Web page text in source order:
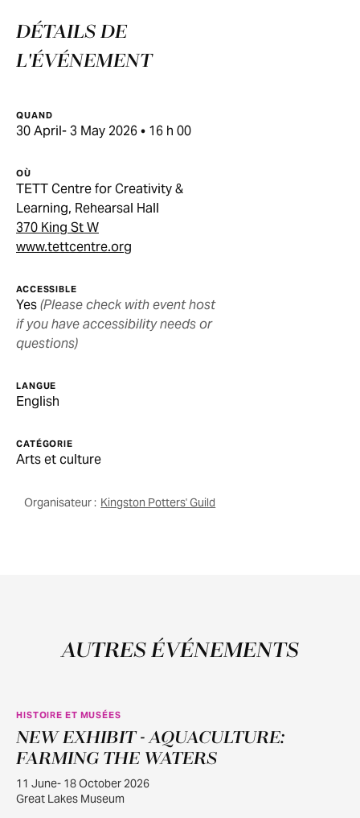
DÉTAILS DE
L'ÉVÉNEMENT
QUAND
30 April- 3 May 2026 • 16 h 00
OÙ
TETT Centre for Creativity &
Learning, Rehearsal Hall
370 King St W
www.tettcentre.org
ACCESSIBLE
Yes(Please check with event host
if you have accessibility needs or
questions)
LANGUE
English
CATÉGORIE
Arts et culture
Organisateur : Kingston Potters' Guild
AUTRES ÉVÉNEMENTS
JUIN
11
HISTOIRE ET MUSÉES
NEW EXHIBIT - AQUACULTURE:
FARMING THE WATERS
11 June- 18 October 2026
Great Lakes Museum